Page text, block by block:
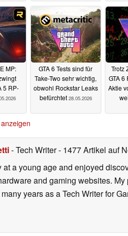
MP:
5 RP-
GTA 6 Tests sind für
Take-Two sehr wichtig,
obwohl Rockstar Leaks
befürchtet 28.05.2026
Trotz
GTA 6
Aktie
- Tech Writer- 1477 Artikel auf
a young age and enjoyed
and gaming websites.
years as a Tech Writer for